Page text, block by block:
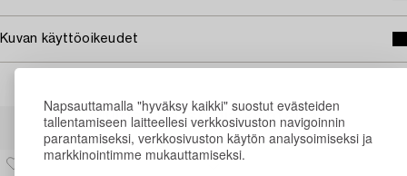
Napsauttamalla "hyväksy kaikki" suostut evästeiden
tallentamiseen laitteellesi verkkosivuston navigoinnin
parantamiseksi, verkkosivuston käytön analysoimiseksi ja
markkinointimme mukauttamiseksi.
Kuvan käyttöoikeudet
Muiden katsomia kohteita